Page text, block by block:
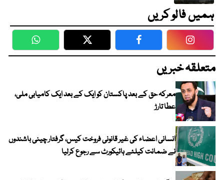
ہمیں فالو کریں
WhatsApp Twitter Facebook
متعلقہ خبریں
معرکہ حق کے بعد پاکستان کو ایک کے بعد ایک کامیابی ملی،
عطا تارڑ
انسانی اعضاء کی غیر قانونی فروخت کیس، گرفتار چینی باشندوں
نے ضمانت کیلئے ہائیکورٹ سے رجوع کرلیا